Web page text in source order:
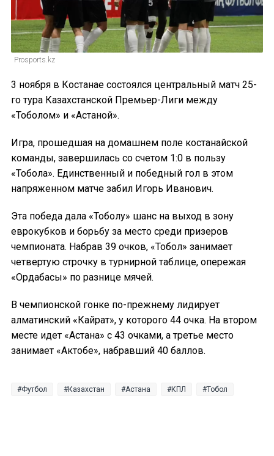
Prosports.kz
3 ноября в Костанае состоялся центральный матч 25-
го тура Казахстанской Премьер-Лиги между
«Тоболом» и «Астаной».
Игра, прошедшая на домашнем поле костанайской
команды, завершилась со счетом 1:0 в пользу
«Тобола». Единственный и победный гол в этом
напряженном матче забил Игорь Иванович.
Эта победа дала «Тоболу» шанс на выход в зону
еврокубков и борьбу за место среди призеров
чемпионата. Набрав 39 очков, «Тобол» занимает
четвертую строчку в турнирной таблице, опережая
«Ордабасы» по разнице мячей.
В чемпионской гонке по-прежнему лидирует
алматинский «Кайрат», у которого 44 очка. На втором
месте идет «Астана» с 43 очками, а третье место
занимает «Актобе», набравший 40 баллов.
Футбол Казахстан Астана КПЛ Тобол